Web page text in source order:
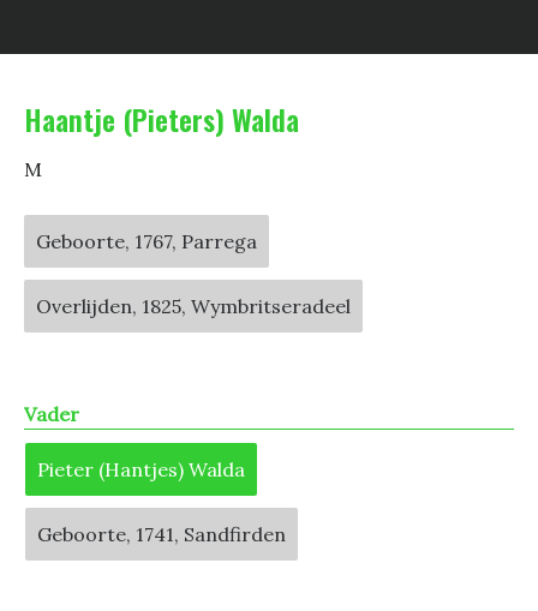
Haantje (Pieters) Walda
M
Geboorte, 1767, Parrega
Overlijden, 1825, Wymbritseradeel
Vader
Pieter (Hantjes) Walda
Geboorte, 1741, Sandfirden